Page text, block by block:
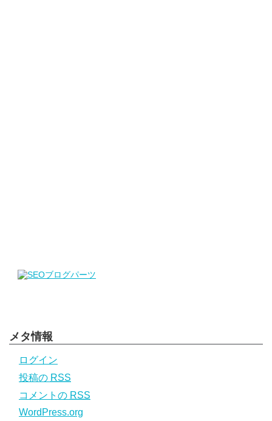
メタ情報
ログイン
投稿の RSS
コメントの RSS
WordPress.org